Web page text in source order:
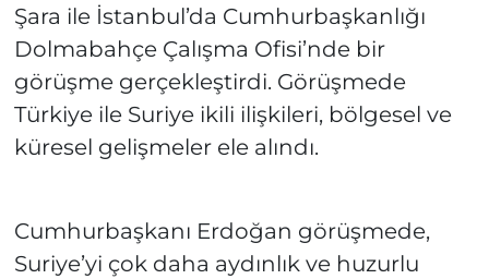
Şara ile İstanbul’da Cumhurbaşkanlığı
Dolmabahçe Çalışma Ofisi’nde bir
görüşme gerçekleştirdi. Görüşmede
Türkiye ile Suriye ikili ilişkileri, bölgesel ve
küresel gelişmeler ele alındı.
Cumhurbaşkanı Erdoğan görüşmede,
Suriye’yi çok daha aydınlık ve huzurlu